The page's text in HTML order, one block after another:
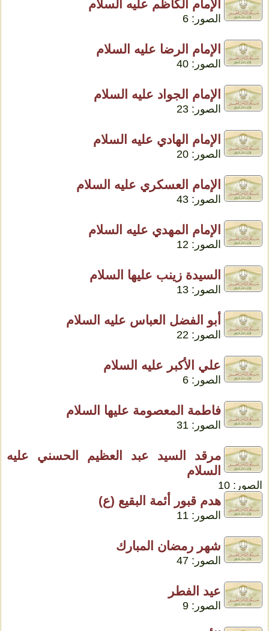
الإمام الكاظم عليه السلام
الصور: 6
الإمام الرضا عليه السلام
الصور: 40
الإمام الجواد عليه السلام
الصور: 23
الإمام الهادي عليه السلام
الصور: 20
الإمام العسكري عليه السلام
الصور: 43
الإمام المهدي عليه السلام
الصور: 12
السيدة زينب عليها السلام
الصور: 13
أبو الفضل العباس عليه السلام
الصور: 22
علي الأكبر عليه السلام
الصور: 6
فاطمة المعصومة عليها السلام
الصور: 31
مرقد السيد عبد العظيم الحسني عليه
السلام
الصور: 10
هدم قبور أئمة البقيع (ع)
الصور: 11
شهر رمضان المبارك
الصور: 47
عيد الفطر
الصور: 9